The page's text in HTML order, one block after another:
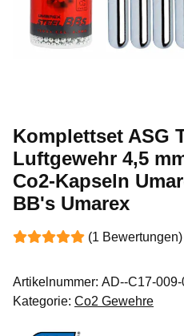
Komplettset ASG
Luftgewehr 4,5
Co2-Kapseln
BB's Umarex
(1 Bewertungen)
Artikelnummer: AD--C17-
Kategorie: Co2 Gewehre